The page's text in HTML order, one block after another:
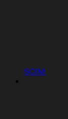
SCIM